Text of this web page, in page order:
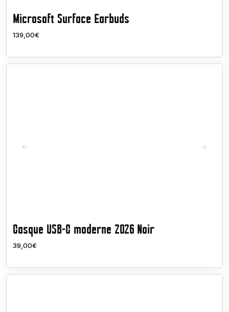
Microsoft Surface Earbuds
139,00€
Casque USB-C moderne 2026 Noir
39,00€